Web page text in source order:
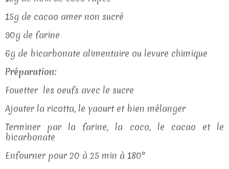
15g de cacao amer non sucré
90g de farine
6g de bicarbonate alimentaire ou levure chimique
Préparation:
Fouetter les oeufs avec le sucre
Ajouter la ricotta, le yaourt et bien mélanger
Terminer par la farine, la coco, le cacao et le
bicarbonate
Enfourner pour 20 à 25 min à 180°